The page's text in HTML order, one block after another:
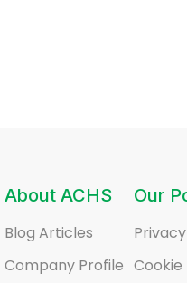
About ACHS
Blog Articles
Company Profile
Our
Cookie